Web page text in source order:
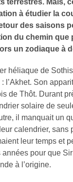
terrestres. Mais,
à étudier la
des saisons
du chemin
un zodiaque à
héliaque de
l’Akhet. Son
de Thôt. Durant
solaire de
il manquait un
calendrier, sans
leur temps et
pour que
à l’origine.